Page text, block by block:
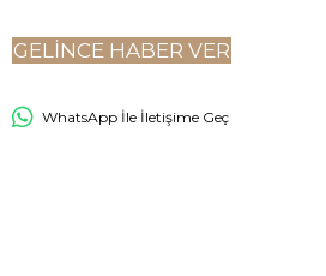
GELINCE HABER VER
WhatsApp İle İletişime Geç